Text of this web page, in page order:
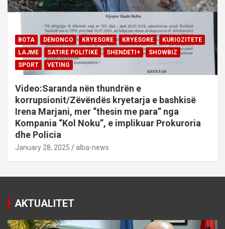
BOTA DENONCO KRYESORE KRYESORE
KURIOZITETE
LAJME
SATIRE POLITIKE SHENDETI+
SHOWBIZ
SPORT
VETING
Video:Saranda nën thundrën e
korrupsionit/Zëvëndës kryetarja e bashkisë
Irena Marjani, mer “thesin me para” nga
Kompania “Kol Noku”, e implikuar Prokuroria
dhe Policia
January 28, 2025 alba-news
AKTUALITET